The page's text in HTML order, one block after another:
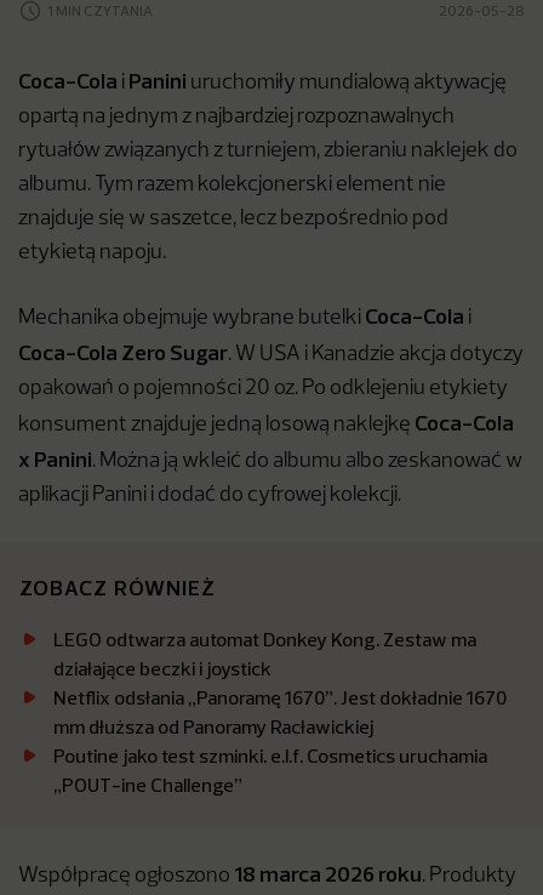
1 MIN CZYTANIA 2026-05-28
Coca-Cola i Panini uruchomiły mundialową aktywację
opartą na jednym z najbardziej rozpoznawalnych
rytuałów związanych z turniejem, zbieraniu naklejek do
albumu. Tym razem kolekcjonerski element nie
znajduje się w saszetce, lecz bezpośrednio pod
etykietą napoju.
Mechanika obejmuje wybrane butelki Coca-Cola i
Coca-Cola Zero Sugar. W USA i Kanadzie akcja dotyczy
opakowań o pojemności 20 oz. Po odklejeniu etykiety
konsument znajduje jedną losową naklejkę Coca-Cola
x Panini. Można ją wkleić do albumu albo zeskanować w
aplikacji Panini i dodać do cyfrowej kolekcji.
ZOBACZ RÓWNIEŻ
LEGO odtwarza automat Donkey Kong. Zestaw ma
działające beczki i joystick
Netflix odsłania „Panoramę 1670”. Jest dokładnie 1670
mm dłuższa od Panoramy Racławickiej
Poutine jako test szminki. e.l.f. Cosmetics uruchamia
„POUT-ine Challenge”
Współpracę ogłoszono 18 marca 2026 roku. Produkty